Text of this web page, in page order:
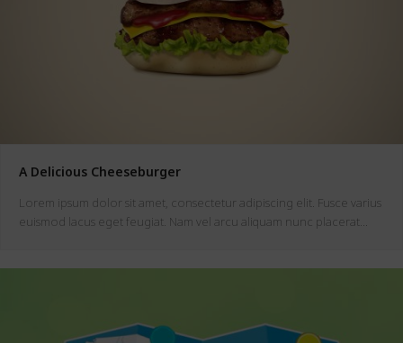
A Delicious Cheeseburger
Lorem ipsum dolor sit amet, consectetur adipiscing elit. Fusce varius
euismod lacus eget feugiat. Nam vel arcu aliquam nunc placerat…